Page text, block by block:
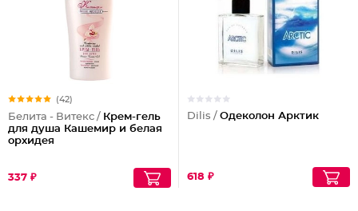
(42)
Белита - Витекс / Крем-гель
для душа Кашемир и белая
орхидея
337 ₽
Dilis / Одеколон Арктик
618 ₽